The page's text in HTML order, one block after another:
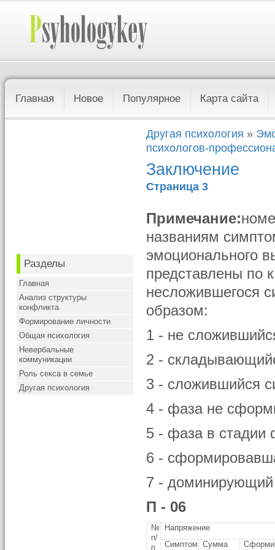
Главная Новое Популярное Карта сайта
Разделы
Главная
Анализ структуры
конфликта
Формирование личности
Общая психология
Невербальные
коммуникации
Роль секса в семье
Другая психология
Другая психология »
психологов-
Заключение
Страница 3
Примечание:
названиям
эмоционального
представлены по
несложившегося
образом:
1 - не
2 -
3 - сложившийся
4 - фаза не
5 - фаза в стадии
6 -
7 -
П - 06
№
п/
п
Напряжение
Симптом
Сумма